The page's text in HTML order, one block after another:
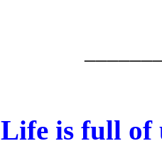
Life is full of